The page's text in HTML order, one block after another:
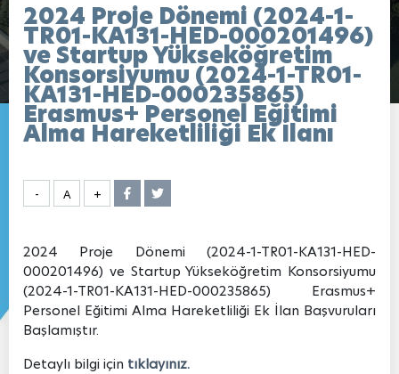
2024 Proje Dönemi (2024-1-
TR01-KA131-HED-000201496)
ve Startup Yükseköğretim
Konsorsiyumu (2024-1-TR01-
KA131-HED-000235865)
Erasmus+ Personel Eğitimi
Alma Hareketliliği Ek İlanı
- A +
2024 Proje Dönemi (2024-1-TR01-KA131-HED-
000201496) ve Startup Yükseköğretim Konsorsiyumu
(2024-1-TR01-KA131-HED-000235865) Erasmus+
Personel Eğitimi Alma Hareketliliği Ek İlan Başvuruları
Başlamıştır.
Detaylı bilgi için tıklayınız.